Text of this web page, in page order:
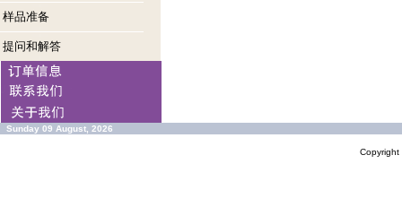
样品准备
提问和解答
Sunday 09 August, 2026